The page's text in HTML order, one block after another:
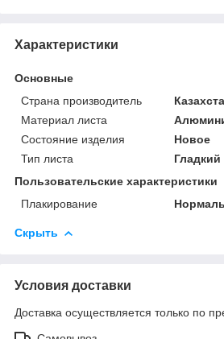
Характеристики
Основные
Страна производитель
Материал листа
Состояние изделия
Новое
Тип листа
Гладкий
Пользовательские характеристики
Плакирование
Скрыть
Условия доставки
Доставка осуществляется только по